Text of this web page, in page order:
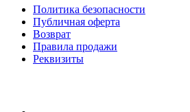
Политика безопасности
Публичная оферта
Возврат
Правила продажи
Реквизиты